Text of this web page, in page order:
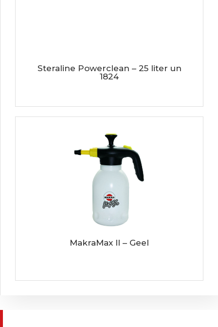
Steraline Powerclean – 25 liter un
1824
MakraMax II – Geel